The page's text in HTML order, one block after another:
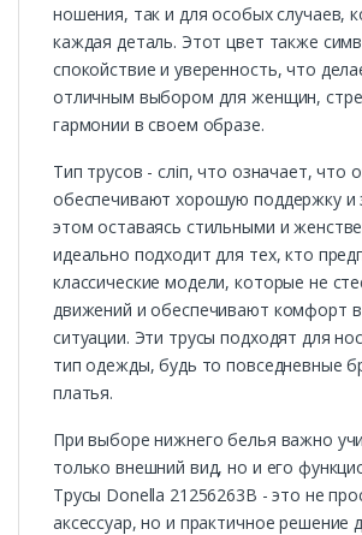
ношения, так и для особых случаев,
каждая деталь. Этот цвет также
спокойствие и уверенность, что
отличным выбором для женщин,
гармонии в своем образе.
Тип трусов - сліп, что означает, что
обеспечивают хорошую поддержку и
этом оставаясь стильными и
идеально подходит для тех, кто
классические модели, которые не
движений и обеспечивают комфорт
ситуации. Эти трусы подходят для
тип одежды, будь то повседневные
платья.
При выборе нижнего белья важно
только внешний вид, но и его
Трусы Donella 21256263B - это не
аксессуар, но и практичное решение